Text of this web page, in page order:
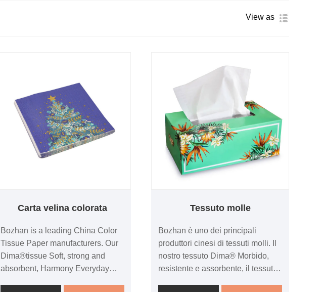
View as
Carta velina colorata
Bozhan is a leading China Color
Tissue Paper manufacturers. Our
Dima®tissue Soft, strong and
absorbent, Harmony Everyday
Tessuto molle
Bozhan è uno dei principali
produttori cinesi di tessuti molli. Il
nostro tessuto Dima® Morbido,
resistente e assorbente, il tessuto